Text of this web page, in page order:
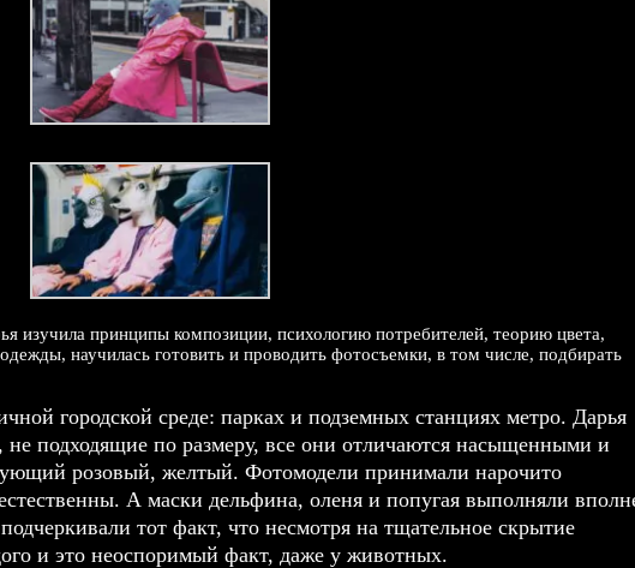
изучила принципы композиции, психологию потребителей, теорию цвета,
научилась готовить и проводить фотосъемки, в том числе, подбирать
городской среде: парках и подземных станциях метро. Дарья
не подходящие по размеру, все они отличаются насыщенными и
розовый, желтый. Фотомодели принимали нарочито
А маски дельфина, оленя и попугая выполняли
тот факт, что несмотря на тщательное скрытие
и это неоспоримый факт, даже у животных.